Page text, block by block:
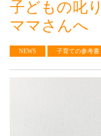
子どもの叱
ママさんへ
NEWS 子育ての参考書